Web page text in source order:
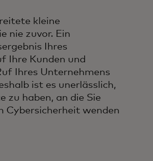
kleine
nie zuvor. Ein
Ihres
Ihre Kunden und
Ihres Unternehmens
ist es unerlässlich,
zu haben, an die Sie
Cybersicherheit wenden